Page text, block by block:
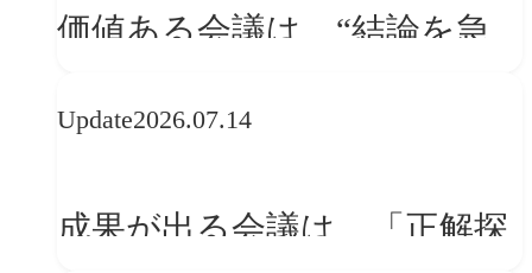
価値ある会議は、“結論を急
場”である
Update2026.07.14
成果が出る会議は、「正解探